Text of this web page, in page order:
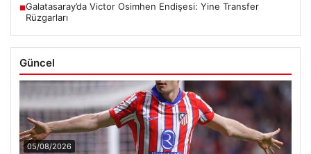
■Galatasaray’da Victor Osimhen Endişesi: Yine Transfer
Rüzgarları
Güncel
05/08/2026